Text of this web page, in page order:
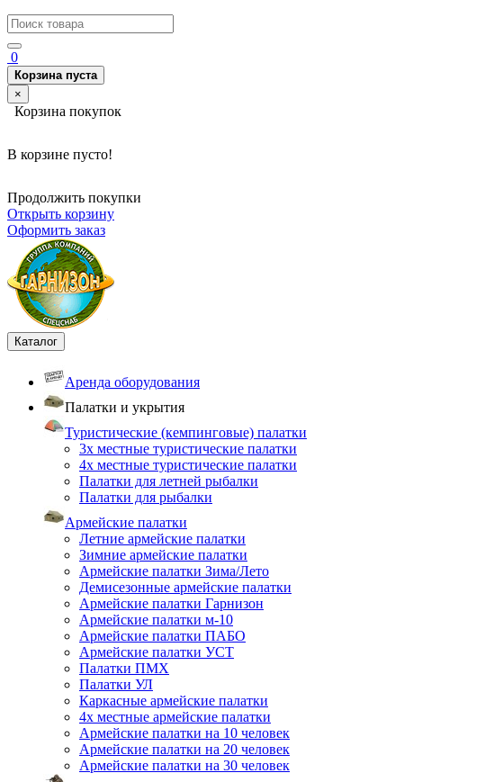
0
Корзина пуста
×
Корзина покупок
В корзине пусто!
Продолжить покупки
Открыть корзину
Оформить заказ
Каталог
Аренда оборудования
Палатки и укрытия
Туристические (кемпинговые) палатки
3х местные туристические палатки
4х местные туристические палатки
Палатки для летней рыбалки
Палатки для рыбалки
Армейские палатки
Летние армейские палатки
Зимние армейские палатки
Армейские палатки Зима/Лето
Демисезонные армейские палатки
Армейские палатки Гарнизон
Армейские палатки м-10
Армейские палатки ПАБО
Армейские палатки УСТ
Палатки ПМХ
Палатки УЛ
Каркасные армейские палатки
4х местные армейские палатки
Армейские палатки на 10 человек
Армейские палатки на 20 человек
Армейские палатки на 30 человек